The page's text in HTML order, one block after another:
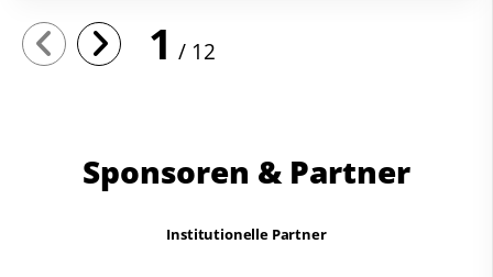
1 12
Sponsoren & Partner
Institutionelle Partner